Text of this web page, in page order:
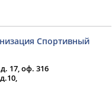
Спортивный
17, оф. 316